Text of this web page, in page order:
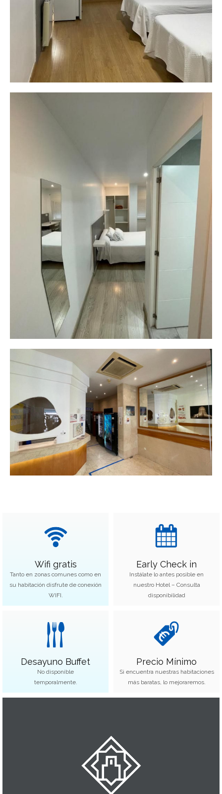
Wifi gratis
Tanto en zonas comunes como en
su habitación disfrute de conexión
WIFI.
Early Check in
Instálate lo antes posible en
nuestro Hotel – Consulta
disponibilidad
Desayuno Buffet
No disponible
temporalmente.
Precio Mínimo
Si encuentra nuestras habitaciones
más baratas, lo mejoraremos.